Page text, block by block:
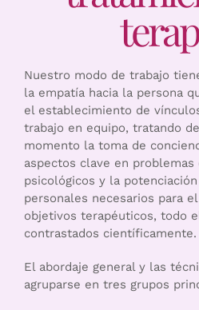
Nuestro modo de trabajo
la empatía hacia la persona
el establecimiento de
trabajo en equipo, tratando
momento la toma de
aspectos clave en problemas
psicológicos y la
personales necesarios para
objetivos terapéuticos, todo
contrastados científicamente.
El abordaje general y las
agruparse en tres grupos